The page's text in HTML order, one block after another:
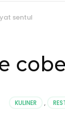
sentul
KULINER ,